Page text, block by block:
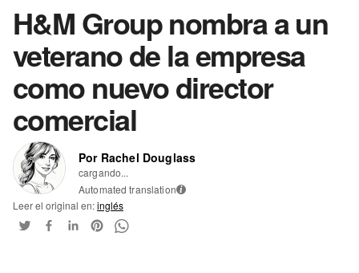
H&M Group nombra a un
veterano de la empresa
como nuevo director
comercial
Por Rachel Douglass
cargando...
Automated translation i
Leer el original en:inglés